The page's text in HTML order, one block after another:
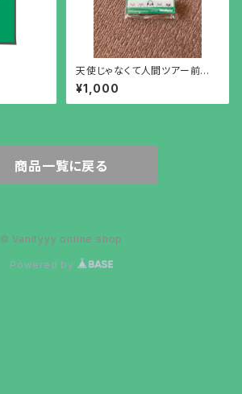
天使じゃなくて人間ツアー前半
戦天国セット
¥1,000
商品一覧に戻る
© Vanityyy online shop
Powered by